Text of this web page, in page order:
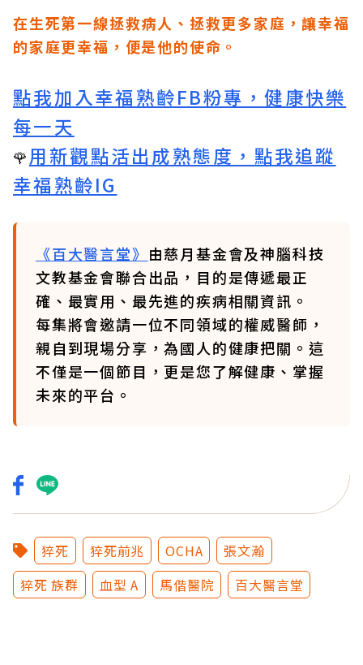
在生死第一線拯救病人、拯救更多家庭，讓幸福
的家庭更幸福，便是他的使命。
點我加入幸福熟齡FB粉專，健康快樂
每一天
🌹用新觀點活出成熟態度，點我追蹤
幸福熟齡IG
《百大醫言堂》 由慈月基金會及神腦科技
文教基金會聯合出品，目的是傳遞最正
確、最實用、最先進的疾病相關資訊。
每集將會邀請一位不同領域的權威醫師，
親自到現場分享，為國人的健康把關。這
不僅是一個節目，更是您了解健康、掌握
未來的平台。
猝死 猝死前兆 OCHA
張文瀚
猝死 族群
血型 A 馬偕醫院 百大醫言堂